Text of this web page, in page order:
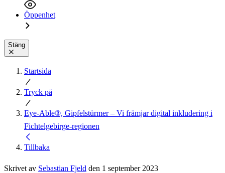
Öppenhet
Stäng
Startsida
Tryck på
Eye-Able®, Gipfelstürmer – Vi främjar digital inkludering i
Fichtelgebirge-regionen
Tillbaka
Skrivet av Sebastian Fjeld den 1 september 2023